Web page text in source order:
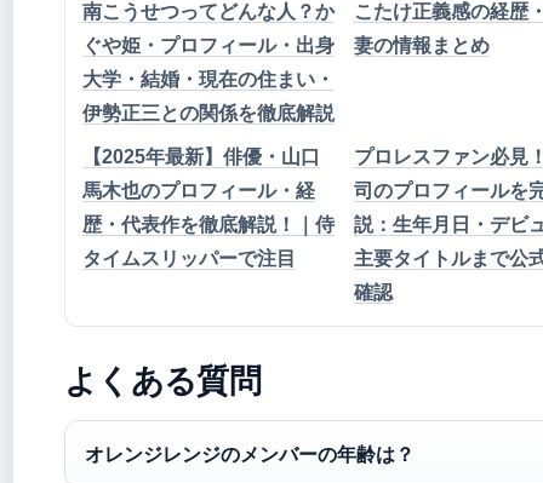
南こうせつってどんな人？か
ぐや姫・プロフィール・出身
大学・結婚・現在の住まい・
伊勢正三との関係を徹底解説
こたけ正義感の経歴
妻の情報まとめ
【2025年最新】俳優・山口
馬木也のプロフィール・経
歴・代表作を徹底解説！｜侍
タイムスリッパーで注目
プロレスファン必見
司のプロフィールを
説：生年月日・デビ
主要タイトルまで公
確認
よくある質問
オレンジレンジのメンバーの年齢は？